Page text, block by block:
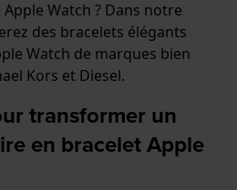
Watch ? Dans notre
des bracelets élégants
Watch de marques bien
Kors et Diesel.
transformer un
en bracelet Apple